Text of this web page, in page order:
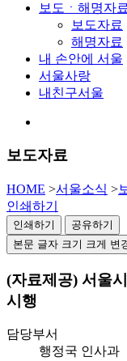
보도ㆍ해명자료
보도자료
해명자료
내 손안에 서울
서울사랑
내친구서울
보도자료
HOME >서울소식 >
인쇄하기
인쇄하기
공유하기
본문 글자 크기 크게 변
(자료제공) 서울
시행
담당부서
행정국 인사과